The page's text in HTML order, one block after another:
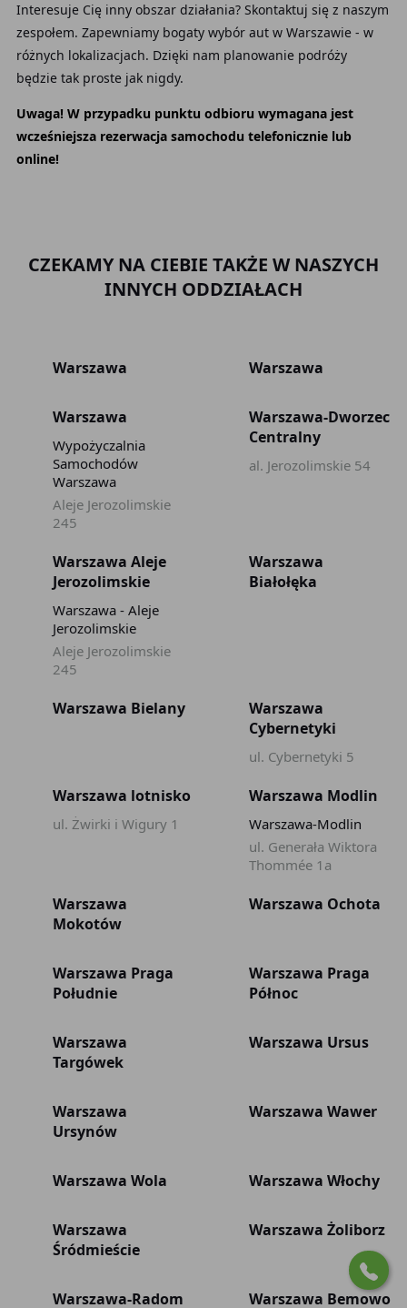
Interesuje Cię inny obszar działania? Skontaktuj się z naszym
zespołem. Zapewniamy bogaty wybór aut w Warszawie - w
różnych lokalizacjach. Dzięki nam planowanie podróży
będzie tak proste jak nigdy.
Uwaga! W przypadku punktu odbioru wymagana jest
wcześniejsza rezerwacja samochodu telefonicznie lub
online!
CZEKAMY NA CIEBIE TAKŻE W NASZYCH
INNYCH ODDZIAŁACH
Warszawa Warszawa
Warszawa
Wypożyczalnia
Samochodów
Warszawa
Aleje Jerozolimskie
245
Warszawa-Dworzec
Centralny
al. Jerozolimskie 54
Warszawa Aleje
Jerozolimskie
Warszawa - Aleje
Jerozolimskie
Aleje Jerozolimskie
245
Warszawa
Białołęka
Warszawa Bielany
Warszawa
Cybernetyki
ul. Cybernetyki 5
Warszawa lotnisko
ul. Żwirki i Wigury 1
Warszawa Modlin
Warszawa-Modlin
ul. Generała Wiktora
Thommée 1a
Warszawa
Mokotów
Warszawa Ochota
Warszawa Praga
Południe
Warszawa Praga
Północ
Warszawa
Targówek
Warszawa Ursus
Warszawa
Ursynów
Warszawa Wawer
Warszawa Wola Warszawa Włochy
Warszawa
Śródmieście
Warszawa Żoliborz
Warszawa-Radom Warszawa Bemowo